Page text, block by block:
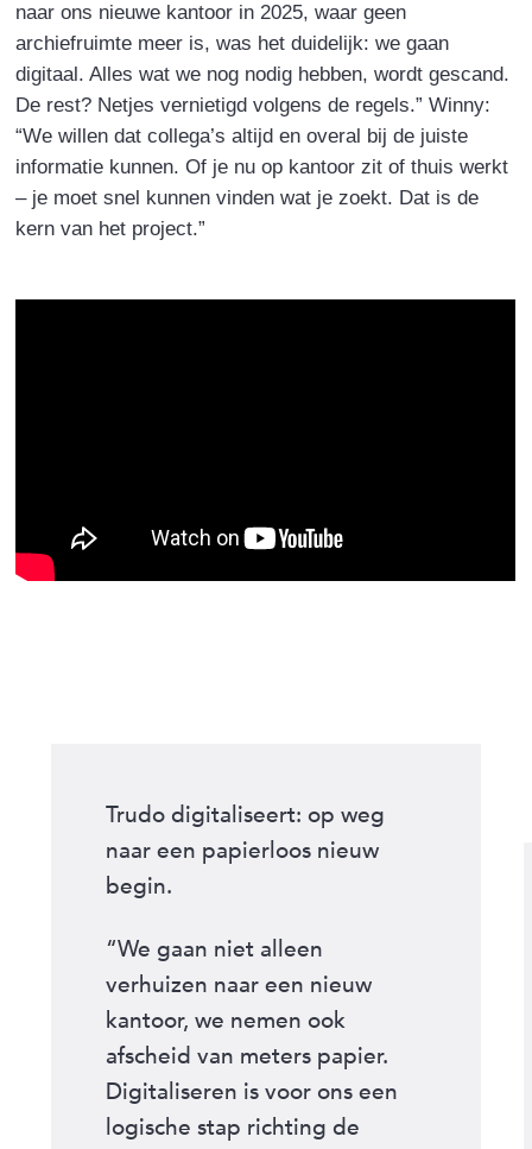
naar ons nieuwe kantoor in 2025, waar geen
archiefruimte meer is, was het duidelijk: we gaan
digitaal. Alles wat we nog nodig hebben, wordt gescand.
De rest? Netjes vernietigd volgens de regels.” Winny:
“We willen dat collega’s altijd en overal bij de juiste
informatie kunnen. Of je nu op kantoor zit of thuis werkt
– je moet snel kunnen vinden wat je zoekt. Dat is de
kern van het project.”
Trudo digitaliseert: op weg
naar een papierloos nieuw
begin.
“We gaan niet alleen
verhuizen naar een nieuw
kantoor, we nemen ook
afscheid van meters papier.
Digitaliseren is voor ons een
logische stap richting de